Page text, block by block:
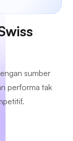
sumber
performa tak